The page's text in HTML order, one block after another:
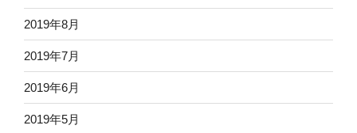
2019年8月
2019年7月
2019年6月
2019年5月